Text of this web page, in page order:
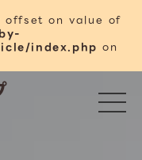
offset on value of
index.php on